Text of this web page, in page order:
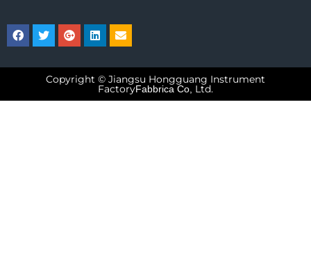
Copyright © Jiangsu Hongguang Instrument
FactoryFabbrica Co, Ltd.